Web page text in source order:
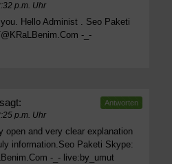
p.m. Uhr
Hello Administ . Seo Paketi
-_-
sagt:
p.m. Uhr
open and very clear explanation
information.Seo Paketi Skype:
-_- live:by_umut
Antworten